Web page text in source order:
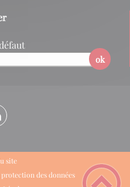
ok
site
des données